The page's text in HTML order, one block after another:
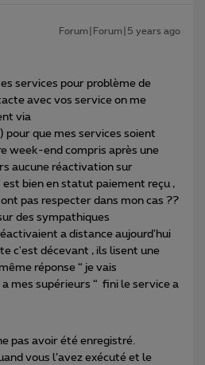
Forum|Forum|5 years ago
services pour problème de
avec vos service on me
via
pour que mes services soient
week-end compris après une
aucune réactivation sur
bien en statut paiement reçu ,
pas respecter dans mon cas ??
des sympathiques
a distance aujourd'hui
c'est décevant , ils lisent une
réponse “ je vais
mes supérieurs “ fini le service a
pas avoir été enregistré.
vous l’avez exécuté et le